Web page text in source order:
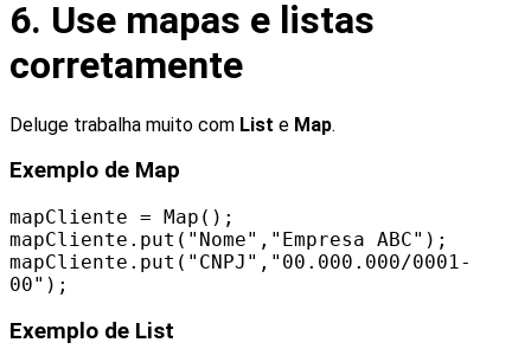
6. Use mapas e listas
corretamente
Deluge trabalha muito com List e Map.
Exemplo de Map
mapCliente = Map();
mapCliente.put("Nome","Empresa ABC");
mapCliente.put("CNPJ","00.000.000/0001-
00");
Exemplo de List